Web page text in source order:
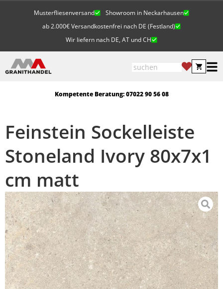
Musterfliesenversand
Showroom in Neckarhausen
ab 2.000€ Versandkostenfrei nach DE (Festland)
Wir liefern nach DE, AT und CH
Kompetente Beratung: 07022 90 56 08
Feinstein Sockelleiste
Stoneland Ivory 80x7x1
cm matt